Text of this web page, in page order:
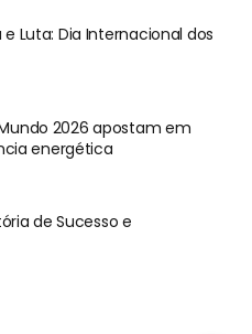
Luta: Dia Internacional dos
2026 apostam em
energética
de Sucesso e